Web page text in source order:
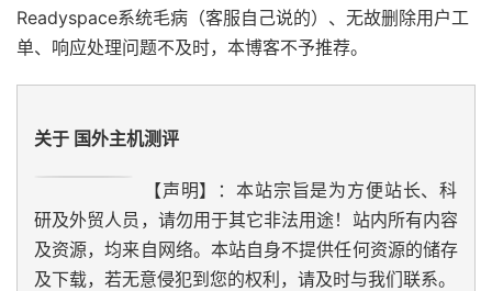
Readyspace系统毛病（客服自己说的）、无故删除用户工
单、响应处理问题不及时，本博客不予推荐。
关于 国外主机测评
【声明】：本站宗旨是为方便站长、科
研及外贸人员，请勿用于其它非法用途！站内所有内容
及资源，均来自网络。本站自身不提供任何资源的储存
及下载，若无意侵犯到您的权利，请及时与我们联系。